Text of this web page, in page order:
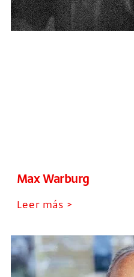
Max Warburg
Leer más >